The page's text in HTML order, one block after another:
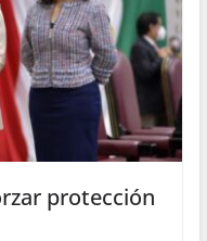
protección